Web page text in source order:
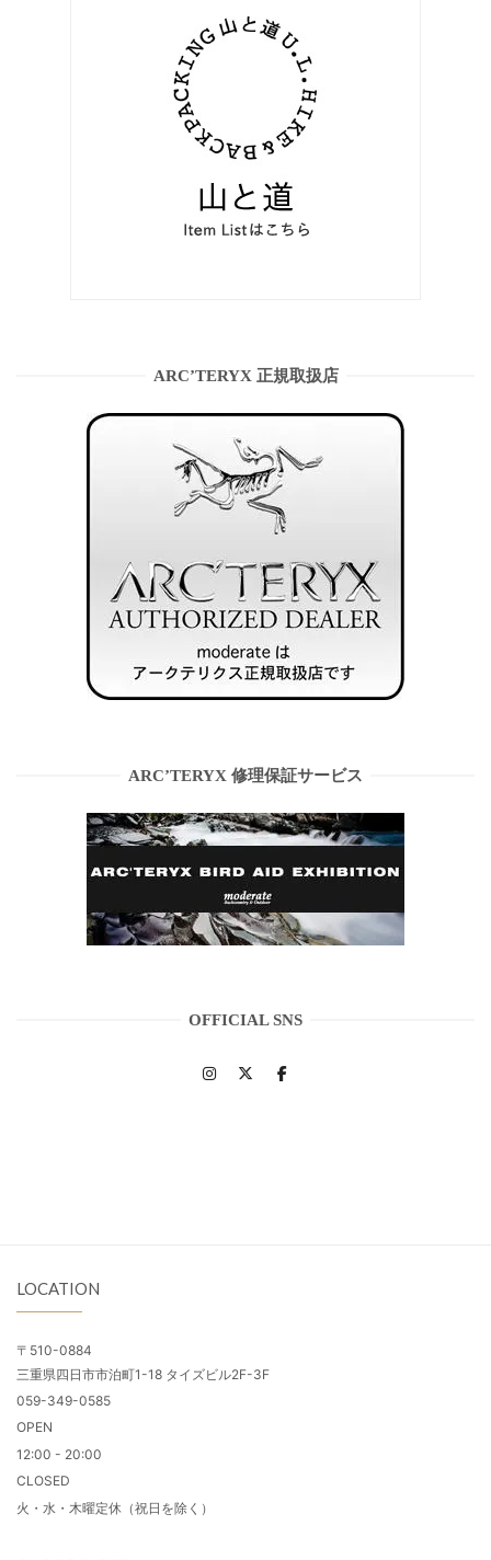
ARC’TERYX 正規取扱店
ARC’TERYX 修理保証サービス
OFFICIAL SNS
LOCATION
〒510-0884
三重県四日市市泊町1-18 タイズビル2F-3F
059-349-0585
OPEN
12:00 - 20:00
CLOSED
火・水・木曜定休（祝日を除く）